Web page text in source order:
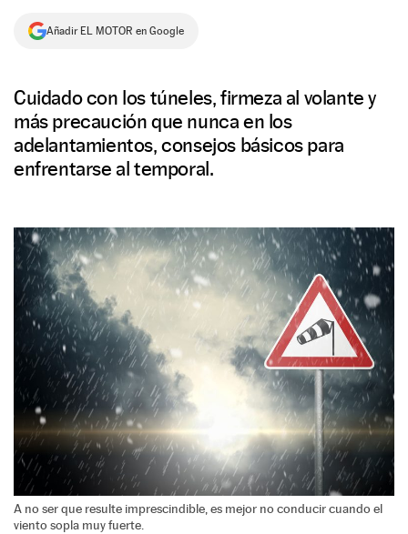
NEWSLETTER
Añadir EL MOTOR en Google
Cuidado con los túneles, firmeza al volante y
más precaución que nunca en los
adelantamientos, consejos básicos para
enfrentarse al temporal.
A no ser que resulte imprescindible, es mejor no conducir cuando el
viento sopla muy fuerte.